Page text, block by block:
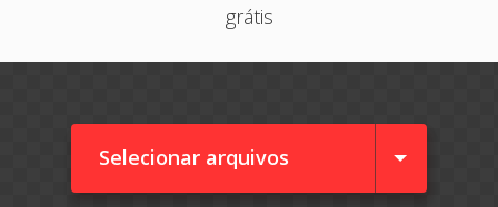
grátis
Selecionar arquivos